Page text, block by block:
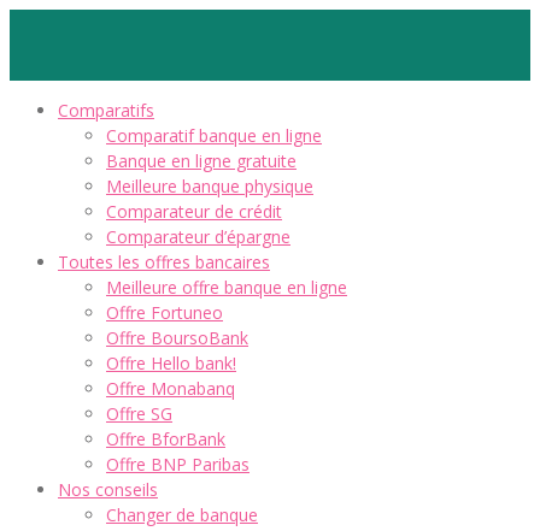
Comparatifs
Comparatif banque en ligne
Banque en ligne gratuite
Meilleure banque physique
Comparateur de crédit
Comparateur d’épargne
Toutes les offres bancaires
Meilleure offre banque en ligne
Offre Fortuneo
Offre BoursoBank
Offre Hello bank!
Offre Monabanq
Offre SG
Offre BforBank
Offre BNP Paribas
Nos conseils
Changer de banque